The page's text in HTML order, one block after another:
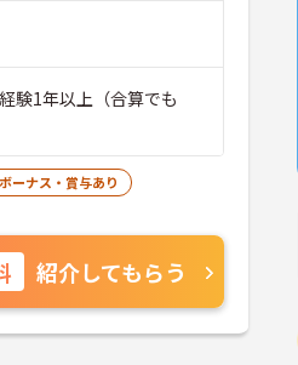
験1年以上（合算でも
ボーナス・賞与あり
紹介してもらう